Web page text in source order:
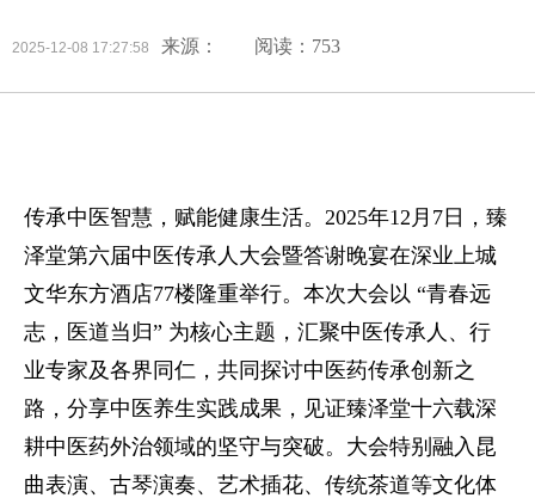
2025-12-08 17:27:58 来源： 阅读：753
传承中医智慧，赋能健康生活。2025年12月7日，臻
泽堂第六届中医传承人大会暨答谢晚宴在深业上城
文华东方酒店77楼隆重举行。本次大会以 “青春远
志，医道当归” 为核心主题，汇聚中医传承人、行
业专家及各界同仁，共同探讨中医药传承创新之
路，分享中医养生实践成果，见证臻泽堂十六载深
耕中医药外治领域的坚守与突破。大会特别融入昆
曲表演、古琴演奏、艺术插花、传统茶道等文化体